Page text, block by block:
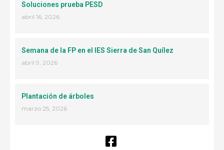
Soluciones prueba PESD
abril 16, 2026
Semana de la FP en el IES Sierra de San Quílez
abril 9, 2026
Plantación de árboles
marzo 25, 2026